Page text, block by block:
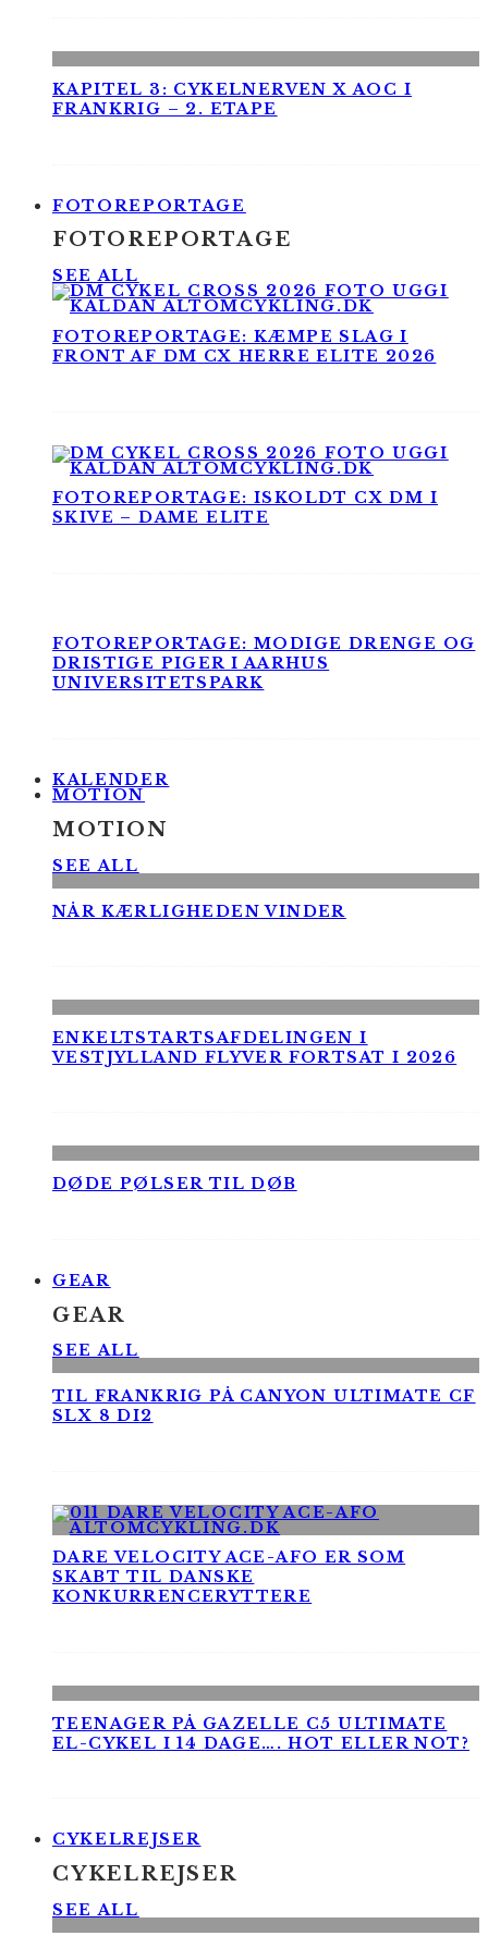
KAPITEL 3: CYKELNERVEN X AOC I
FRANKRIG – 2. ETAPE
FOTOREPORTAGE
FOTOREPORTAGE
SEE ALL
FOTOREPORTAGE: KÆMPE SLAG I
FRONT AF DM CX HERRE ELITE 2026
FOTOREPORTAGE: ISKOLDT CX DM I
SKIVE – DAME ELITE
FOTOREPORTAGE: MODIGE DRENGE OG
DRISTIGE PIGER I AARHUS
UNIVERSITETSPARK
KALENDER
MOTION
MOTION
SEE ALL
NÅR KÆRLIGHEDEN VINDER
ENKELTSTARTSAFDELINGEN I
VESTJYLLAND FLYVER FORTSAT I 2026
DØDE PØLSER TIL DØB
GEAR
GEAR
SEE ALL
TIL FRANKRIG PÅ CANYON ULTIMATE CF
SLX 8 DI2
DARE VELOCITY ACE-AFO ER SOM
SKABT TIL DANSKE
KONKURRENCERYTTERE
TEENAGER PÅ GAZELLE C5 ULTIMATE
EL-CYKEL I 14 DAGE…. HOT ELLER NOT?
CYKELREJSER
CYKELREJSER
SEE ALL